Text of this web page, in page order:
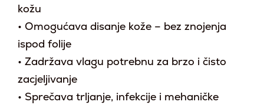
kožu
• Omogućava disanje kože – bez znojenja
ispod folije
• Zadržava vlagu potrebnu za brzo i čisto
zacjeljivanje
• Sprečava trljanje, infekcije i mehaničke